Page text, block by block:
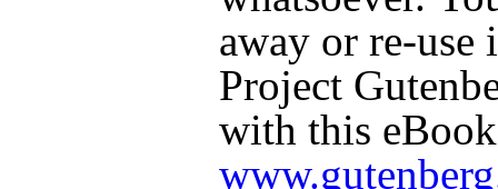
away or re-use
Project
with this